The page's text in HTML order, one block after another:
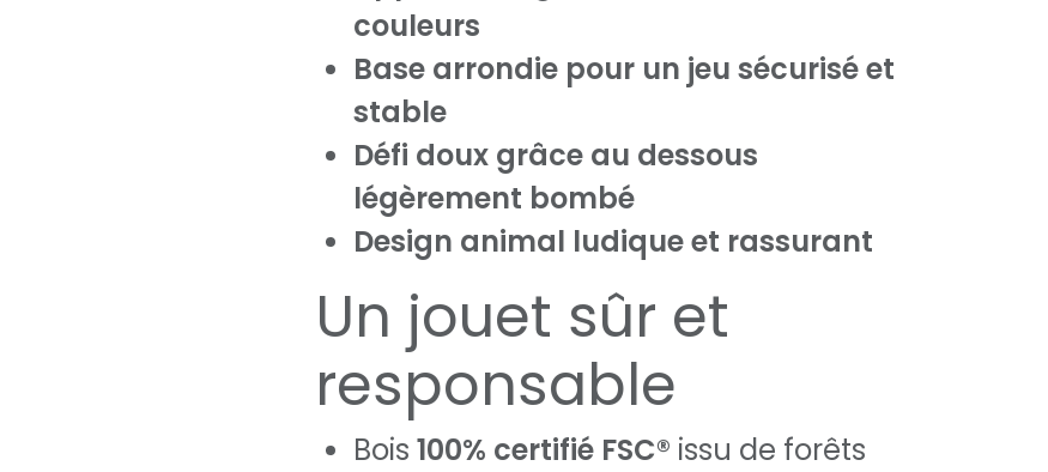
couleurs
Base arrondie pour un jeu sécurisé et
stable
Défi doux grâce au dessous
légèrement bombé
Design animal ludique et rassurant
Un jouet sûr et
responsable
Bois 100% certifié FSC® issu de forêts